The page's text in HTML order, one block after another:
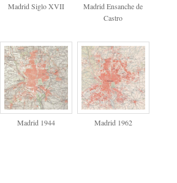
Madrid Siglo XVII
Madrid Ensanche de
Castro
Madrid 1944 Madrid 1962